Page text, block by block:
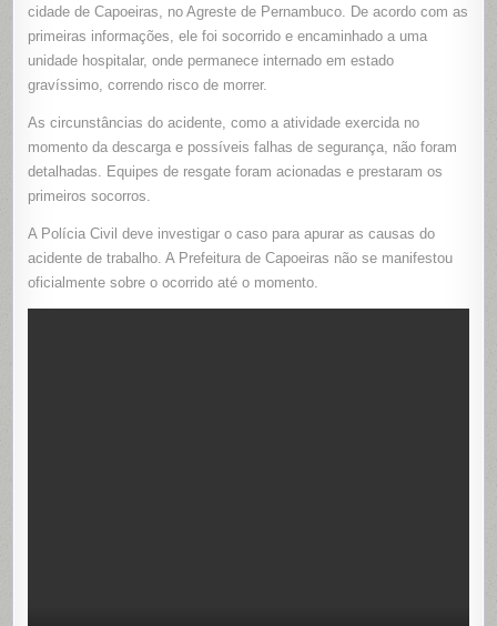
FICA
cidade de Capoeiras, no Agreste de Pernambuco. De acordo com as
primeiras informações, ele foi socorrido e encaminhado a uma
unidade hospitalar, onde permanece internado em estado
gravíssimo, correndo risco de morrer.
As circunstâncias do acidente, como a atividade exercida no
momento da descarga e possíveis falhas de segurança, não foram
detalhadas. Equipes de resgate foram acionadas e prestaram os
primeiros socorros.
A Polícia Civil deve investigar o caso para apurar as causas do
acidente de trabalho. A Prefeitura de Capoeiras não se manifestou
oficialmente sobre o ocorrido até o momento.